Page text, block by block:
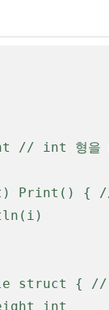
// int 형을
Print() { //
struct { //